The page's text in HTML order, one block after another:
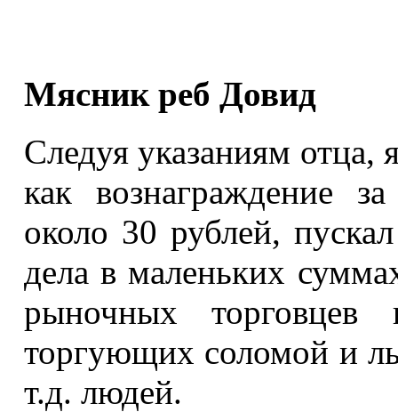
Мясник реб Довид
Следуя указаниям отца,
как вознаграждение
около 30 рублей,
дела в маленьких
рыночных
торгующих соломой и
т.д. людей.